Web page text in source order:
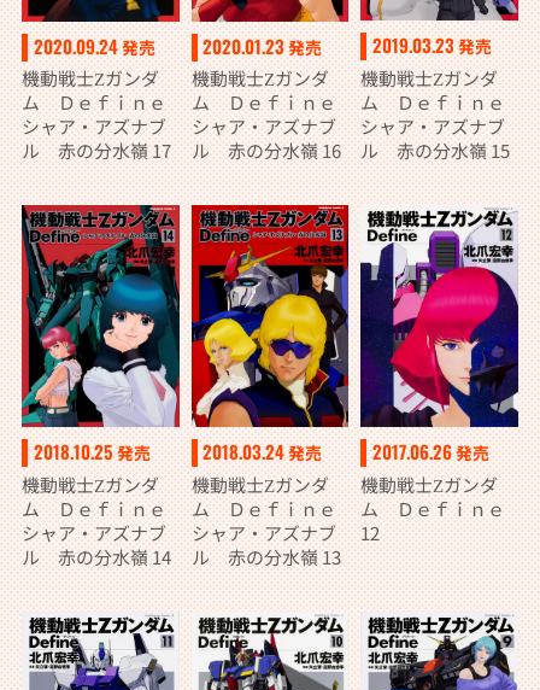
2020.09.24発売
機動戦士Ζガンダ
ム Ｄｅｆｉｎｅ
シャア・アズナブ
ル 赤の分水嶺 17
2020.01.23 発売
機動戦士Ζガンダ
ム Ｄｅｆｉｎｅ
シャア・アズナブ
ル 赤の分水嶺 16
2019.03.23 発売
機動戦士Ζガンダ
ム Ｄｅｆｉｎｅ
シャア・アズナブ
ル 赤の分水嶺 15
2018.10.25 発売
機動戦士Ζガンダ
ム Ｄｅｆｉｎｅ
シャア・アズナブ
ル 赤の分水嶺 14
2018.03.24発売
機動戦士Ζガンダ
ム Ｄｅｆｉｎｅ
シャア・アズナブ
ル 赤の分水嶺 13
2017.06.26発売
機動戦士Ζガンダ
ム Ｄｅｆｉｎｅ
12